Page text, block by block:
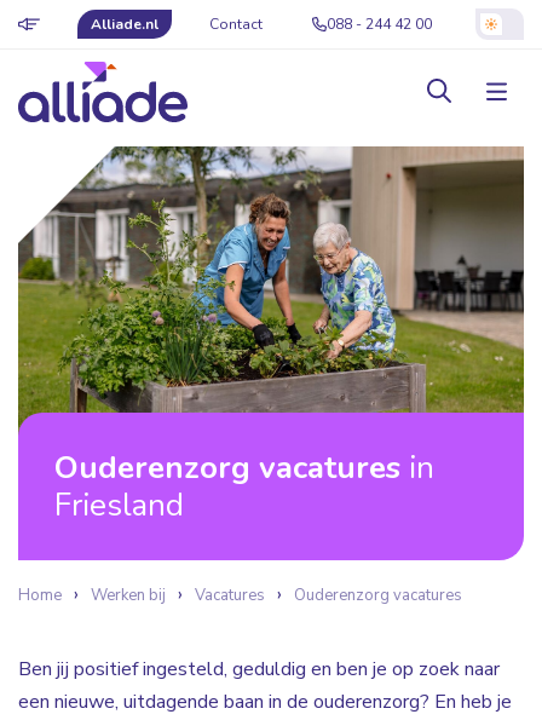
Alliade.nl Contact 088 - 244 42 00
Ouderenzorg vacatures in
Friesland
Home Werken bij Vacatures Ouderenzorg vacatures
Ben jij positief ingesteld, geduldig en ben je op zoek naar
een nieuwe, uitdagende baan in de ouderenzorg? En heb je